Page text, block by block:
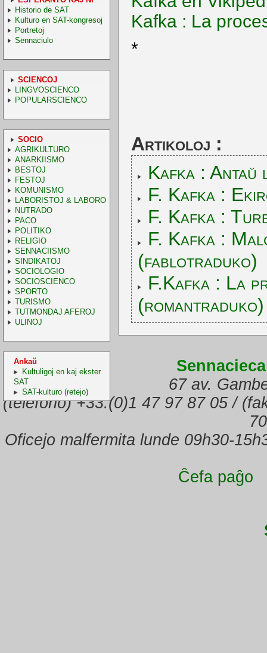
Historio de SAT
Kulturo en SAT-kongresoj
Portretoj
Sennaciulo
SCIENCOJ
LINGVOSCIENCO
POPULARSCIENCO
SOCIO
AGRIKULTURO
ANARKIISMO
BESTOJ
FESTOJ
KOMUNISMO
LABORISTOJ & LABORO
NUTRADO
PACO
POLITIKO
RELIGIO
SENNACIISMO
SINDIKATOJ
SOCIOLOGIO
SOCIOSCIENCO
SPORTO
TURISMO
TUTMONDAJ AFEROJ
ULINOJ
Ankaŭ
Kultuligoj en kaj ekster
SAT
SAT-kulturo (retejo)
Kafka : La
*
Artikoloj :
Kafka : Antaŭ
F. Kafka :
F. Kafka :
F. Kafka :
(fablotraduko)
F.Kafka : La
(romantraduko)
67 av.
(telefono) +33.(0)1 47 97 87 05 /
Oficejo malfermita lunde 09h30-
Ĉefa paĝo